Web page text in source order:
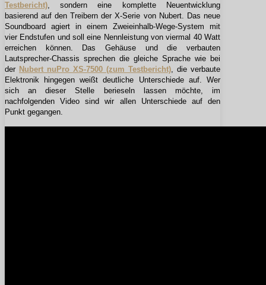
Testbericht), sondern eine komplette Neuentwicklung
basierend auf den Treibern der X-Serie von Nubert. Das neue
Soundboard agiert in einem Zweieinhalb-Wege-System mit
vier Endstufen und soll eine Nennleistung von viermal 40 Watt
erreichen können. Das Gehäuse und die verbauten
Lautsprecher-Chassis sprechen die gleiche Sprache wie bei
der Nubert nuPro XS-7500 (zum Testbericht), die verbaute
Elektronik hingegen weißt deutliche Unterschiede auf. Wer
sich an dieser Stelle berieseln lassen möchte, im
nachfolgenden Video sind wir allen Unterschiede auf den
Punkt gegangen.